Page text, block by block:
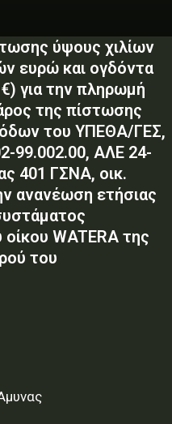
ύψους χιλίων
ευρώ και ογδόντα
για την πληρωμή
της πίστωσης
του ΥΠΕΘΑ/ΓΕΣ,
99.002.00, ΑΛΕ 24-
401 ΓΣΝΑ, οικ.
ανανέωση ετήσιας
WATERA της
του